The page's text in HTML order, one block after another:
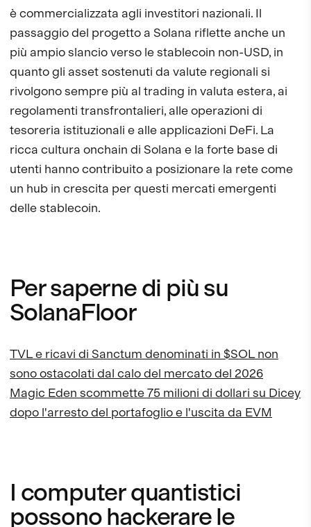
è commercializzata agli investitori nazionali. Il
passaggio del progetto a Solana riflette anche un
più ampio slancio verso le stablecoin non-USD, in
quanto gli asset sostenuti da valute regionali si
rivolgono sempre più al trading in valuta estera, ai
regolamenti transfrontalieri, alle operazioni di
tesoreria istituzionali e alle applicazioni DeFi. La
ricca cultura onchain di Solana e la forte base di
utenti hanno contribuito a posizionare la rete come
un hub in crescita per questi mercati emergenti
delle stablecoin.
Per saperne di più su
SolanaFloor
TVL e ricavi di Sanctum denominati in $SOL non
sono ostacolati dal calo del mercato del 2026
Magic Eden scommette 75 milioni di dollari su Dicey
dopo l'arresto del portafoglio e l'uscita da EVM
I computer quantistici
possono hackerare le